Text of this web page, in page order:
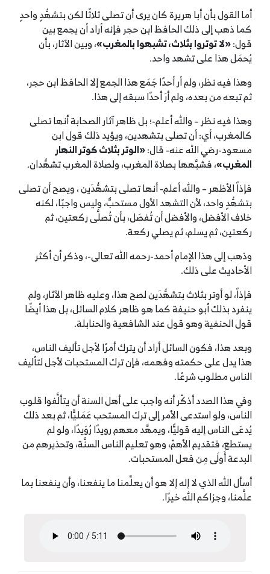
أما القول بأن أبا هريرة كان يرى أن تصلى ثلاثًا لكن بتشهُّدٍ واحدٍ
كما ذهب إلى ذلك الحافظ ابن حجر فإنه أراد أن يجمع بين
قول:«لا توتروا بثلاث، تشبهوا بالمغرب»، وبين الآثار، بأن
يُحمَل هذا على تشهد واحد.
وهذا فيه نظر، ولم أر أحدًا جَمَع هذا الجمع إلا الحافظ ابن حجر،
ثم تبعه من بعده، ولم أرَ أحدًا سبقه إلى هذا.
وهذا فيه نظر – والله أعلم-؛ بل ظاهر آثار الصحابة أنها تصلى
كالمغرب، أي: أن تصلى بتشهدين، ويؤيد ذلك قول ابن
مسعود-رضي الله عنه- قال:«الوتر بثلاث كوتر النهار
المغرب»، فشبَّهها بصلاة المغرب، ولصلاة المغرب تشهُّدان.
فإذاً الأظهر – والله أعلم- أنها تصلى بتشهُّدَين ، ويصح أن تصلى
بتشهُّدٍ واحد، لأن التشهد الأول مستحبٌّ، وليس واجبًا، لكنه
خلاف الأفضل، والأفضل أن تُفصَل، بأن تُصلَّى ركعتين، ثم
ركعتين، ثم يسلم، ثم يصلي ركعة.
وذهب إلى هذا الإمام أحمد-رحمه الله تعالى-، وذكر أن أكثر
الأحاديث على ذلك.
فإذاً، لو أوتر بثلاث بتشهُّدَين لصح هذا، وعليه ظاهر الآثار، ولم
ينفرد بذلك أبو حنيفة كما هو ظاهر كلام السائل، بل هذا أيضًا
قول الحنفية وهو قول عند الشافعية والحنابلة.
وبعد هذا، فكون السائل أراد أن يترك أمرًا لأجل تأليف الناس،
هذا يدل على حكمته وفهمه، فإن ترك المستحبات لأجل لتأليف
الناس مطلوب شرعًا.
وفي هذا الصدد أذكّر أنه واجب على أهل السنة أن يتألَّفوا قلوب
الناس، ولو استدعى الأمر إلى ترك المستحب عَمَليًّا، ثم بعد ذلك
يُدعَى الناس إليه قوليًّا، ويمهَّد معهم رويدًا رُوَيدًا، ولو لم
يستطع، فتقديم الأهمّ، وهو تعليم الناس السنَّة، وتحذيرهم من
البدعة أَولَى مِن فعل المستحبات.
أسأل الله الذي لا إله إلا هو أن يعلِّمنا ما ينفعنا، وأن ينفعنا بما
علَّمنا، وجزاكم الله خيرًا.